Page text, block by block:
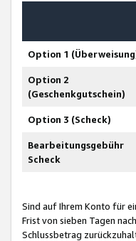
Option 1
Option 2
(Geschenkgutschein)
Option 3 (Scheck)
Bearbeitungsgebühr
Scheck
Sind auf Ihrem Konto für
Frist von sieben Tagen
Schlussbetrag